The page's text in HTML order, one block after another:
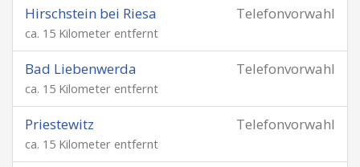
Telefonvorwahl
Hirschstein bei Riesa
ca. 15 Kilometer entfernt
Telefonvorwahl
Bad Liebenwerda
ca. 15 Kilometer entfernt
Telefonvorwahl
Priestewitz
ca. 15 Kilometer entfernt